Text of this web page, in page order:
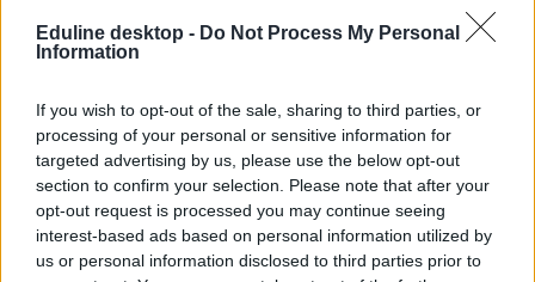
Eduline desktop - Do Not Process My Personal
Information
If you wish to opt-out of the sale, sharing to third parties, or
processing of your personal or sensitive information for
targeted advertising by us, please use the below opt-out
section to confirm your selection. Please note that after your
opt-out request is processed you may continue seeing
interest-based ads based on personal information utilized by
us or personal information disclosed to third parties prior to
nyelvvizsga diploma
nyelvvizsga-bizonyítvány